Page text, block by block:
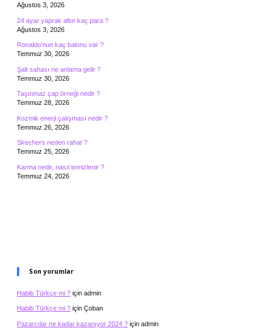
Ağustos 3, 2026
24 ayar yaprak altın kaç para ?
Ağustos 3, 2026
Ronaldo’nun kaç balonu var ?
Temmuz 30, 2026
Şalt sahası ne anlama gelir ?
Temmuz 30, 2026
Taşınmaz çap örneği nedir ?
Temmuz 28, 2026
Kozmik enerji çalışması nedir ?
Temmuz 26, 2026
Skechers neden rahat ?
Temmuz 25, 2026
Karma nedir, nasıl temizlenir ?
Temmuz 24, 2026
Son yorumlar
Habib Türkçe mi ? için admin
Habib Türkçe mi ? için Çoban
Pazarcılar ne kadar kazanıyor 2024 ? için admin